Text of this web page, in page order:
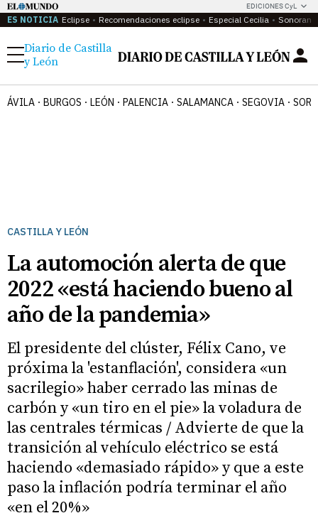
EDICIONES CyL
ES NOTICIA Eclipse Recomendaciones eclipse Especial Cecilia
Menú
Diario de Castilla
y León
ÁVILA BURGOS LEÓN PALENCIA SALAMANCA SEGOVIA
CASTILLA Y LEÓN
La automoción alerta de que
2022 «está haciendo bueno al
año de la pandemia»
El presidente del clúster, Félix Cano, ve
próxima la 'estanflación', considera «un
sacrilegio» haber cerrado las minas de
carbón y «un tiro en el pie» la voladura de
las centrales térmicas / Advierte de que la
transición al vehículo eléctrico se está
haciendo «demasiado rápido» y que a este
paso la inflación podría terminar el año
«en el 20%»